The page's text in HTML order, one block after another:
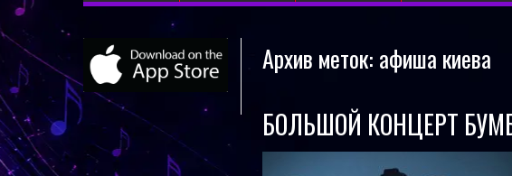
Архив меток: афиша киева
БОЛЬШОЙ КОНЦЕРТ